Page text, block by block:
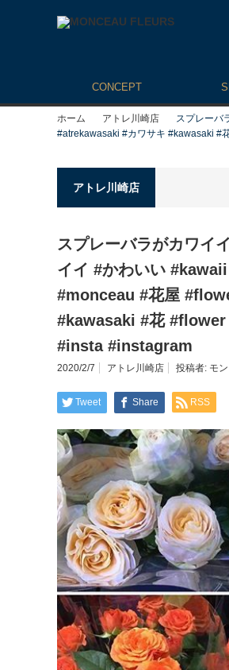
CONCEPT
ホーム アトレ川崎店
スプレーバ
#atrekawasaki #カワサキ #kawasaki #
アトレ川崎店
スプレーバラがカワイ
イイ #かわいい
#monceau #花屋
#kawasaki #花
#insta #instagram
2020/2/7 アトレ川崎店 投稿者: モ
Tweet Share RSS